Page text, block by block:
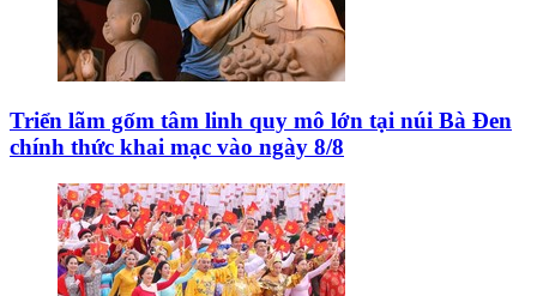
Triển lãm gốm tâm linh quy mô lớn tại núi Bà Đen
chính thức khai mạc vào ngày 8/8